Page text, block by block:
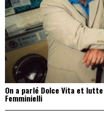
On a parlé Dolce Vita et
Femminielli